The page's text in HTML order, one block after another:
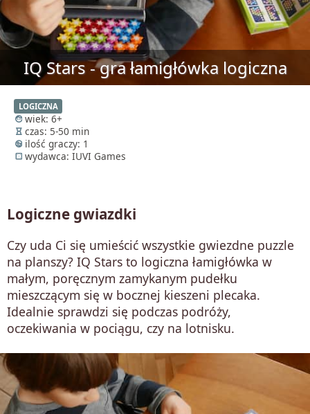
IQ Stars - gra łamigłówka logiczna
LOGICZNA
face wiek: 6+
hourglass_empty czas: 5-50 min
supervised_user_circle ilość graczy: 1
casino wydawca: IUVI Games
Logiczne gwiazdki
Czy uda Ci się umieścić wszystkie gwiezdne puzzle
na planszy? IQ Stars to logiczna łamigłówka w
małym, poręcznym zamykanym pudełku
mieszczącym się w bocznej kieszeni plecaka.
Idealnie sprawdzi się podczas podróży,
oczekiwania w pociągu, czy na lotnisku.